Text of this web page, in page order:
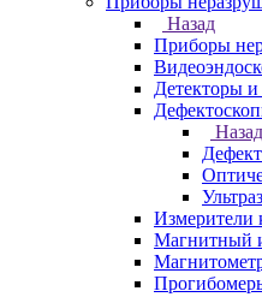
Назад
Приборы
Детекторы и
Назад
Измерители
Магнитный